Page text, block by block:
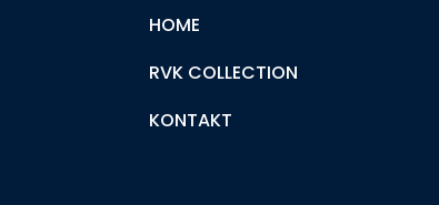
HOME
RVK COLLECTION
KONTAKT